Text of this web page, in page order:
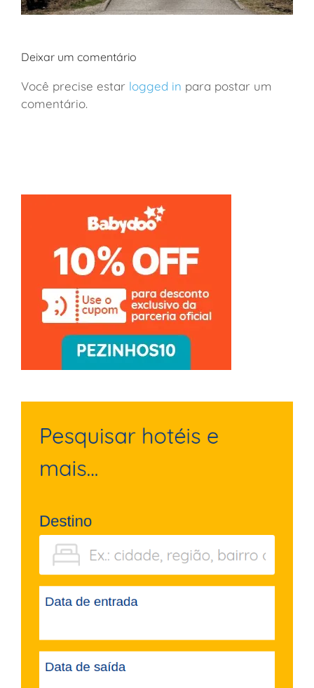
Deixar um comentário
Você precise estar logged in para postar um
comentário.